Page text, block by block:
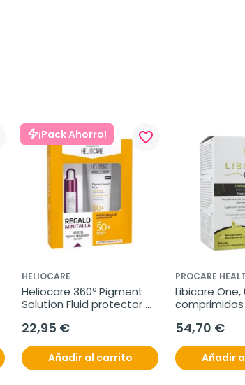
¡Pack Ahorro! favorite_border
HELIOCARE
Heliocare 360º Pigment
Solution Fluid protector
Neoretin Pigment Sérum
22,95 €
Añadir al carrito
PROCARE
Libicare One,
comprimidos
54,70 €
Añadir